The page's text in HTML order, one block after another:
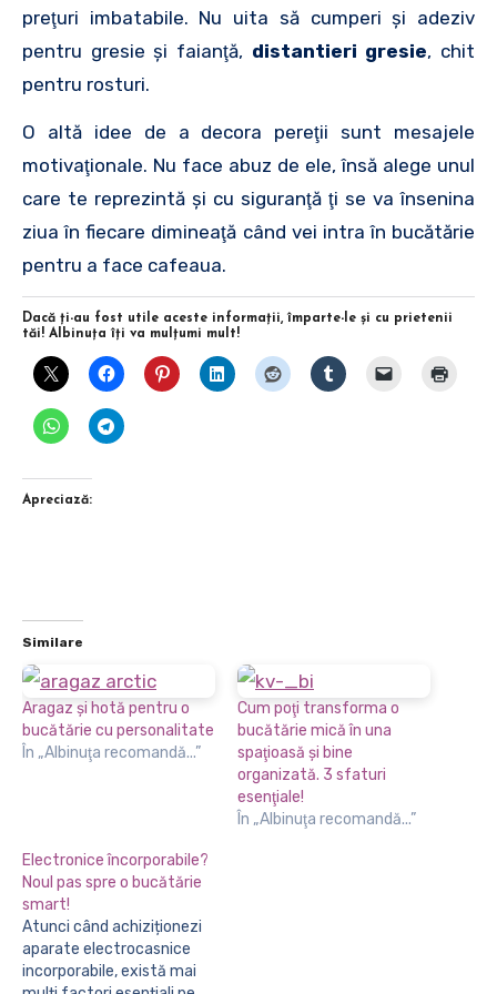
preţuri imbatabile. Nu uita să cumperi şi adeziv
pentru gresie şi faianţă, distantieri gresie, chit
pentru rosturi.
O altă idee de a decora pereţii sunt mesajele
motivaţionale. Nu face abuz de ele, însă alege unul
care te reprezintă şi cu siguranţă ţi se va însenina
ziua în fiecare dimineaţă când vei intra în bucătărie
pentru a face cafeaua.
Dacă ţi-au fost utile aceste informaţii, împarte-le şi cu prietenii
tăi! Albinuţa îţi va mulţumi mult!
Apreciază:
Similare
Aragaz și hotă pentru o
bucătărie cu personalitate
În „Albinuţa recomandă...”
Cum poţi transforma o
bucătărie mică în una
spaţioasă şi bine
organizată. 3 sfaturi
esenţiale!
În „Albinuţa recomandă...”
Electronice încorporabile?
Noul pas spre o bucătărie
smart!
Atunci când achiziționezi
aparate electrocasnice
incorporabile, există mai